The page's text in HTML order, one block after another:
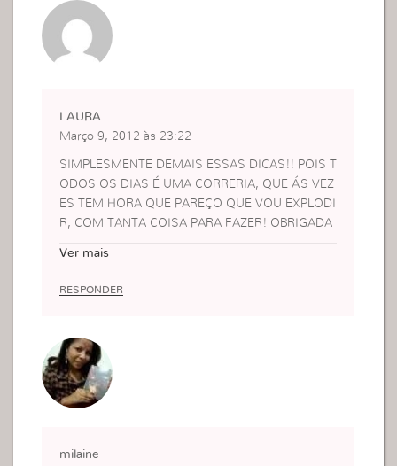
LAURA
Março 9, 2012 às 23:22
SIMPLESMENTE DEMAIS ESSAS DICAS!! POIS T
ODOS OS DIAS É UMA CORRERIA, QUE ÁS VEZ
ES TEM HORA QUE PAREÇO QUE VOU EXPLODI
R, COM TANTA COISA PARA FAZER! OBRIGADA
Ver mais
RESPONDER
milaine